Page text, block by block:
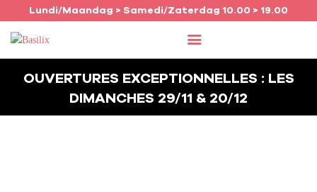
Lundi/Maandag > Samedi/Zaterdag 10.00 > 19.00
OUVERTURES EXCEPTIONNELLES : LES
DIMANCHES 29/11 & 20/12
ACCUEIL
COMMERCES